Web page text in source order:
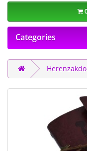
Categories